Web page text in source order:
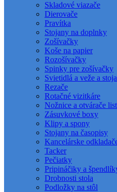
Skladové viazače
Dierovače
Pravítka
Stojany na doplnky
Zošívačky
Koše na papier
Rozošívačky
Spinky pre zošívačky
Svietidlá a veže a
Rezače
Rotačné vizitkáre
Nožnice a otvárače
Zásuvkové boxy
Klipy a spony
Stojany na časopisy
Kancelárske
Tacker
Pečiatky
Pripináčiky a
Drobnosti stola
Podložky na stôl